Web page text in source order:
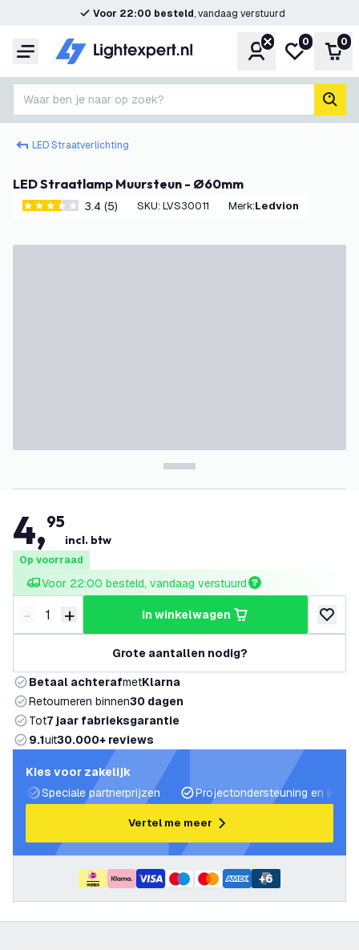
Voor 22:00 besteld, vandaag verstuurd
Menu Account
Mijn
0 0
Waar ben je naar op zoek?
LED Straatverlichting
LED Straatlamp Muursteun - Ø60mm
3.4 score sterren
3.4 (5) SKU: LVS30011 Merk: Ledvion
4,95
incl. btw
Op voorraad
Voor 22:00 besteld, vandaag verstuurd
Verminder hoeveelheid
- Verhoog hoeveelheid
+ in winkelwagen
Grote aantallen nodig?
Betaal achterafmetKlarna
Retourneren binnen30 dagen
Tot7 jaar fabrieksgarantie
9.1uit30.000+ reviews
Kies voor zakelijk
Speciale partnerprijzen
Projectondersteuning en
Vertel me meer
+6